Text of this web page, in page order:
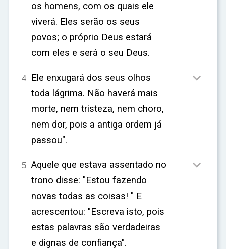
os homens, com os quais ele
viverá. Eles serão os seus
povos; o próprio Deus estará
com eles e será o seu Deus.
4 Ele enxugará dos seus olhos
toda lágrima. Não haverá mais
morte, nem tristeza, nem choro,
nem dor, pois a antiga ordem já
passou".

5 Aquele que estava assentado no
trono disse: "Estou fazendo
novas todas as coisas! " E
acrescentou: "Escreva isto, pois
estas palavras são verdadeiras
e dignas de confiança".
